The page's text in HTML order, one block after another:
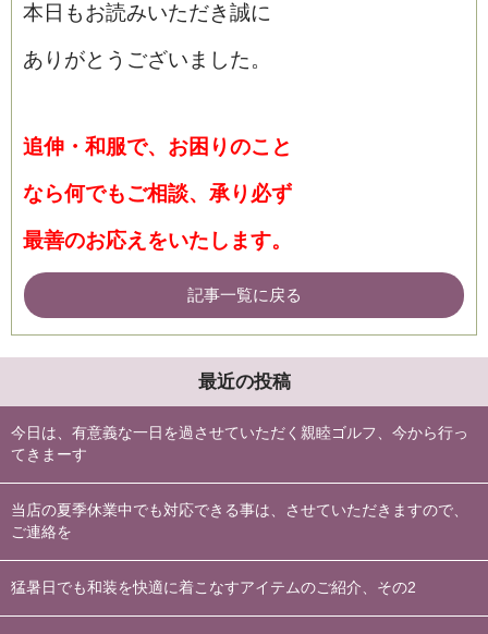
本日もお読みいただき誠に
ありがとうございました。
追伸・和服で、お困りのこと
なら何でもご相談、承り必ず
最善のお応えをいたします。
記事一覧に戻る
最近の投稿
今日は、有意義な一日を過させていただく親睦ゴルフ、今から行っ
てきまーす
当店の夏季休業中でも対応できる事は、させていただきますので、
ご連絡を
猛暑日でも和装を快適に着こなすアイテムのご紹介、その2